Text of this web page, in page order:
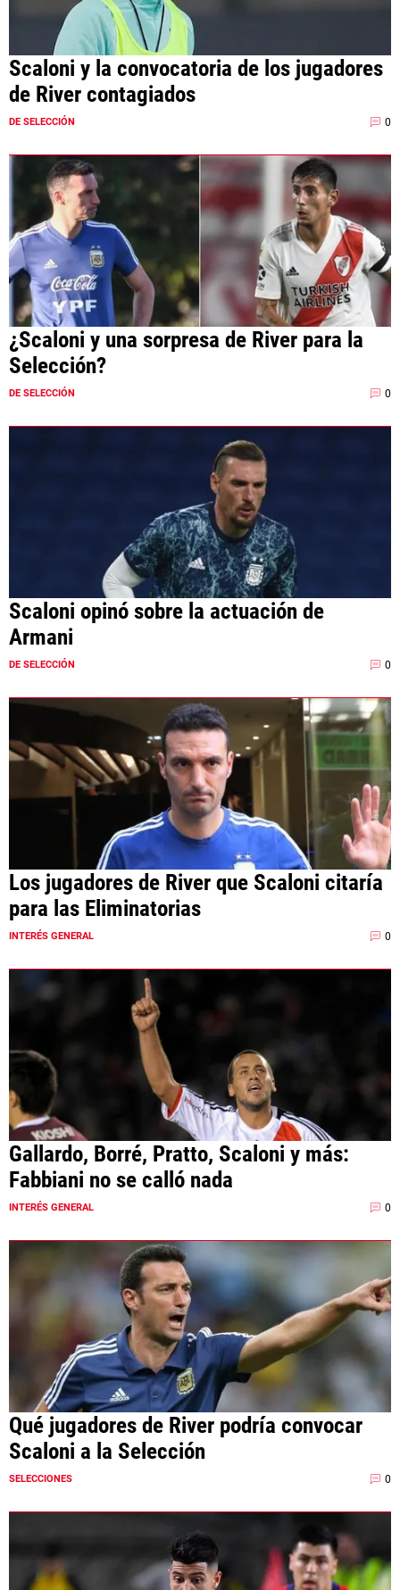
Scaloni y la convocatoria de los jugadores
de River contagiados
DE SELECCIÓN 0
¿Scaloni y una sorpresa de River para la
Selección?
DE SELECCIÓN 0
Scaloni opinó sobre la actuación de
Armani
DE SELECCIÓN 0
Los jugadores de River que Scaloni citaría
para las Eliminatorias
INTERÉS GENERAL 0
Gallardo, Borré, Pratto, Scaloni y más:
Fabbiani no se calló nada
INTERÉS GENERAL 0
Qué jugadores de River podría convocar
Scaloni a la Selección
SELECCIONES 0